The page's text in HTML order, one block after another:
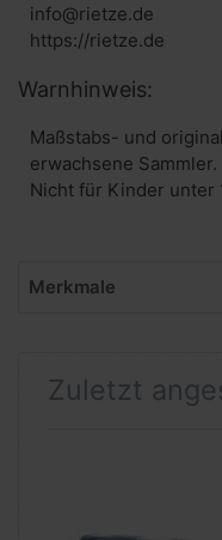
info@rietze.de
https://rietze.de
Warnhinweis:
Maßstabs- und
erwachsene Sammler.
Nicht für Kinder unter
Merkmale
Zuletzt